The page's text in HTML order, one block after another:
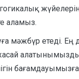
аламыз.
мәжбүр етеді. Ең